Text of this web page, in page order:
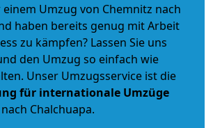
einem Umzug von Chemnitz nach
haben bereits genug mit Arbeit
zu kämpfen? Lassen Sie uns
den Umzug so einfach wie
Unser Umzugsservice ist die
für internationale Umzüge
Chalchuapa.